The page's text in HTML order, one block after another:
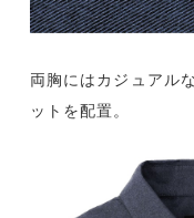
両胸にはカジュアル
ットを配置。